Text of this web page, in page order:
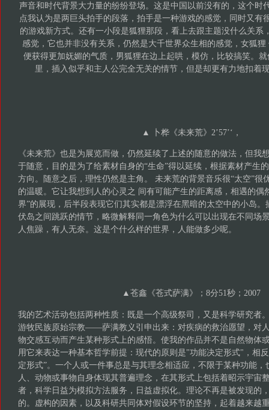
声音和时代背景大力量的纷纷登场。这是中国以前没有的，这个时
点我认为是两巨头拍手的段落，拍手是一种游戏的感觉，同时又有
的游戏新方式。还有一小段是狐狸那段，看上去跟主题没什么关系
感觉，它也并非没有关系，仍然是大千世界众生相的感觉，女狐
便获得更加妩媚的气质，男狐狸在边上起哄，模仿，比较搞笑。
里，插入似乎和主人公完全无关的情节，但是却更有力地扣着
▲ 卜桦《未来荒》2’57’‘，
《未来荒》也是为展览而做，仍然延续了上述的随意的做法，但我
于随意，目的是为了给素材自身的“生命”得以延续，根据素材产生
方向。随意之后，理性仍然是主角。 未来荒的背景音乐很“太空”很
的温暖。它让我想到人的心灵之 间有可能产生的距离感，相遇的偶
界”的展现，后半段表现它们其实都是漂浮在黑暗的太空中的小岛
伏岛之间跳跃的情节，略微解释同一角色为什么可以出现在不同场
人焦躁，有人无奈。这是个什么样的世界，人能做多少呢。
▲苍鑫《苍式萨满》；8分51秒；2007
我的艺术活动包括两种性质：既是一个高级祭司，又是科学研究者
游牧民族原始宗教——萨满教义引申出来：对疾病的救治愿望，对
物交感互动而产生某种形式上的感悟。使我的作品并不是自然物体
用它来表达一种基本哲学前提：现代的原则是"功能决定形式"，相
定形式”。一个人或一件事总是与其理念相适应，不限于某种功能
人、动物或事物自身体现其普遍理念，在其形式上包括着昭示宇宙
者，科学日益为模拟方法服务，日益虚拟化。理论不再是被发现的
的。虚构的因素，以及科研共同体对假设环节的坚持，起着越来越